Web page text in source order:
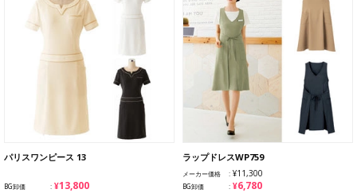
パリスワンピース 13
BG卸価 ¥13,800
ラップドレスWP759
メーカー価格 ¥11,300
BG卸価 ¥6,780